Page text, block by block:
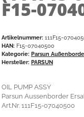
F15-
Artikelnummer: 111F15-
HAN: F15-07040500
Kategorie: Parsun
Hersteller: PARSUN
OIL PUMP ASSY
Parsun Aussenborder
Art.Nr. 111F15-07040500